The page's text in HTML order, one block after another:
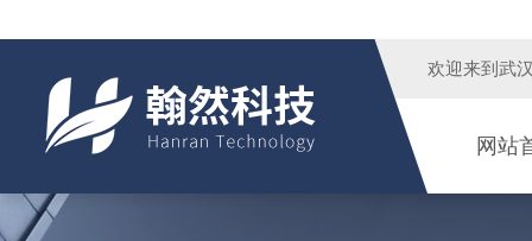
欢迎来到 武
网站